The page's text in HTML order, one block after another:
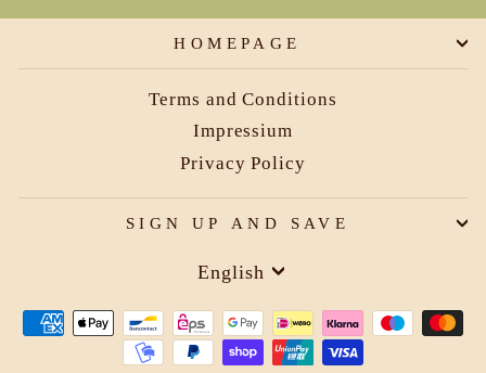
HOMEPAGE
Terms and Conditions
Impressium
Privacy Policy
SIGN UP AND SAVE
Language
English